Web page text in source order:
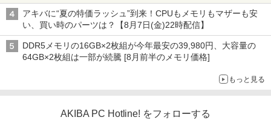
アキバに“夏の特価ラッシュ”到来！CPUもメモリもマザーも安
い、買い時のパーツは？【8月7日(金)22時配信】
DDR5メモリの16GB×2枚組が今年最安の39,980円、大容量の
64GB×2枚組は一部が続騰 [8月前半のメモリ価格]
もっと見る
AKIBA PC Hotline! をフォローする